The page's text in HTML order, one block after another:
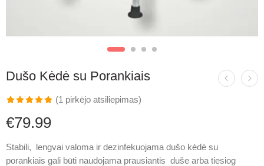
Dušo Kėdė su Porankiais
5.00 iš 5
)
(1 pirkėjo atsiliepimas)
€79.99
Stabili, lengvai valoma ir dezinfekuojama dušo kėdė su
porankiais gali būti naudojama prausiantis duše arba tiesiog